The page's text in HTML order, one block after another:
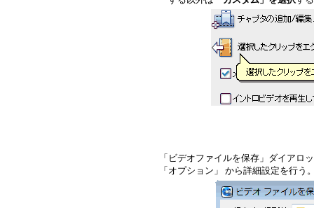
「ビデオファイルを保存」ダイアロッグが
「オプション」 から詳細設定を行う